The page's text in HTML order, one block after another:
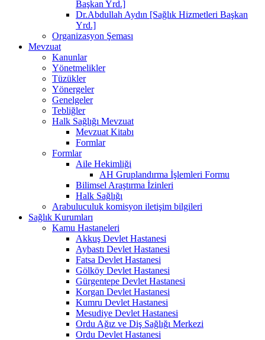
Başkan Yrd.]
Dr.Abdullah Aydın [Sağlık Hizmetleri Başkan
Yrd.]
Organizasyon Şeması
Mevzuat
Kanunlar
Yönetmelikler
Tüzükler
Yönergeler
Genelgeler
Tebliğler
Halk Sağlığı Mevzuat
Mevzuat Kitabı
Formlar
Formlar
Aile Hekimliği
AH Gruplandırma İşlemleri Formu
Bilimsel Araştırma İzinleri
Halk Sağlığı
Arabuluculuk komisyon iletişim bilgileri
Sağlık Kurumları
Kamu Hastaneleri
Akkuş Devlet Hastanesi
Aybastı Devlet Hastanesi
Fatsa Devlet Hastanesi
Gölköy Devlet Hastanesi
Gürgentepe Devlet Hastanesi
Korgan Devlet Hastanesi
Kumru Devlet Hastanesi
Mesudiye Devlet Hastanesi
Ordu Ağız ve Diş Sağlığı Merkezi
Ordu Devlet Hastanesi